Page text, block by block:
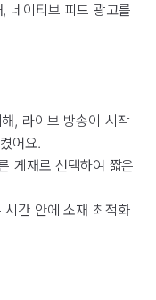
네이티브 피드 광고를
, 라이브 방송이 시작
어요.
게재로 선택하여 짧은
시간 안에 소재 최적화